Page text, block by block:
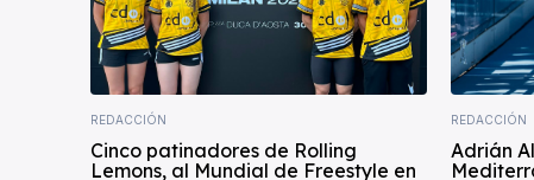
REDACCIÓN
Cinco patinadores de Rolling
Lemons, al Mundial de Freestyle en
REDACCIÓN
Adrián